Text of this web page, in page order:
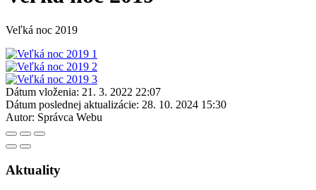
Veľká noc 2019
Dátum vloženia: 21. 3. 2022 22:07
Dátum poslednej aktualizácie: 28. 10. 2024 15:30
Autor: Správca Webu
Aktuality